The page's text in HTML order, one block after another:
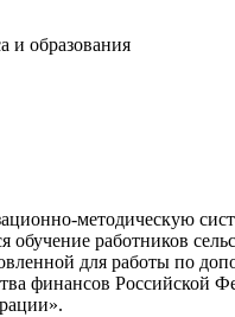
и образования
методическую
работников
для работы по
финансов